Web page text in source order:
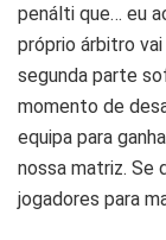
penálti que… eu
próprio árbitro
segunda parte
momento de
equipa para
nossa matriz. Se
jogadores para